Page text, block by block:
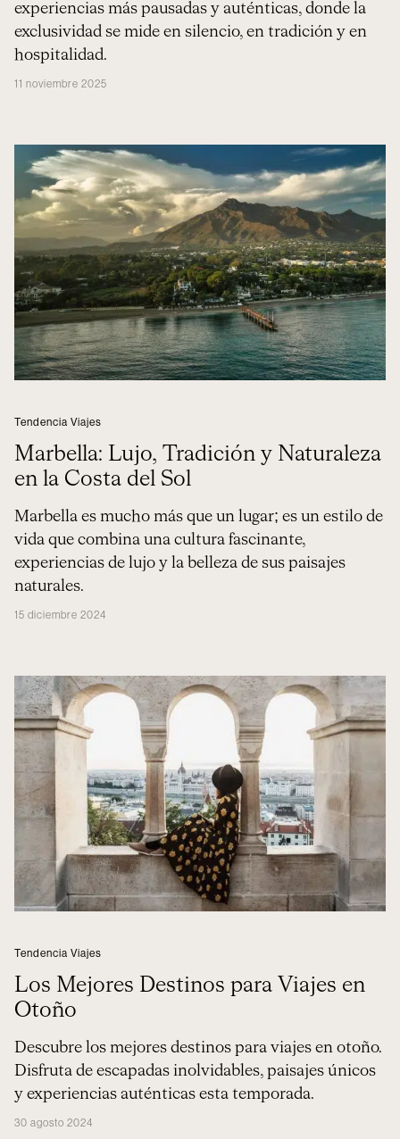
experiencias más pausadas y auténticas, donde la
exclusividad se mide en silencio, en tradición y en
hospitalidad.
11 noviembre 2025
Tendencia Viajes
Marbella: Lujo, Tradición y Naturaleza
en la Costa del Sol
Marbella es mucho más que un lugar; es un estilo de
vida que combina una cultura fascinante,
experiencias de lujo y la belleza de sus paisajes
naturales.
15 diciembre 2024
Tendencia Viajes
Los Mejores Destinos para Viajes en
Otoño
Descubre los mejores destinos para viajes en otoño.
Disfruta de escapadas inolvidables, paisajes únicos
y experiencias auténticas esta temporada.
30 agosto 2024